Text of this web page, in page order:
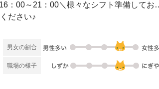
1ヵ月以内 / 09：00～17：0010：
ださい♪
男女の割合
職場の様子